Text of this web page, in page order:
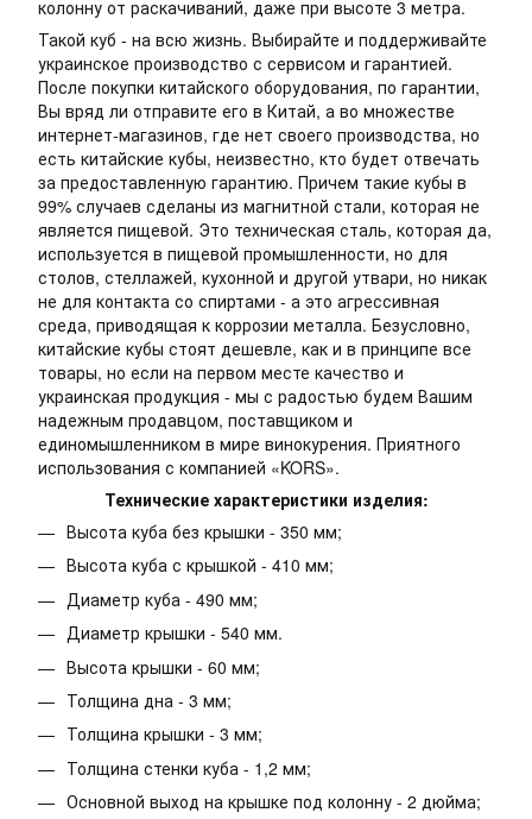
колонну от раскачиваний, даже при высоте 3 метра.
Такой куб - на всю жизнь. Выбирайте и поддерживайте
украинское производство с сервисом и гарантией.
После покупки китайского оборудования, по гарантии,
Вы вряд ли отправите его в Китай, а во множестве
интернет-магазинов, где нет своего производства, но
есть китайские кубы, неизвестно, кто будет отвечать
за предоставленную гарантию. Причем такие кубы в
99% случаев сделаны из магнитной стали, которая не
является пищевой. Это техническая сталь, которая да,
используется в пищевой промышленности, но для
столов, стеллажей, кухонной и другой утвари, но никак
не для контакта со спиртами - а это агрессивная
среда, приводящая к коррозии металла. Безусловно,
китайские кубы стоят дешевле, как и в принципе все
товары, но если на первом месте качество и
украинская продукция - мы с радостью будем Вашим
надежным продавцом, поставщиком и
единомышленником в мире винокурения. Приятного
использования с компанией «KORS».
Технические характеристики изделия:
Высота куба без крышки - 350 мм;
Высота куба с крышкой - 410 мм;
Диаметр куба - 490 мм;
Диаметр крышки - 540 мм.
Высота крышки - 60 мм;
Толщина дна - 3 мм;
Толщина крышки - 3 мм;
Толщина стенки куба - 1,2 мм;
Основной выход на крышке под колонну - 2 дюйма;